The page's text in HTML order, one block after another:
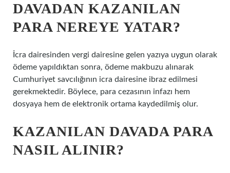
DAVADAN KAZANILAN
PARA NEREYE YATAR?
İcra dairesinden vergi dairesine gelen yazıya uygun olarak
ödeme yapıldıktan sonra, ödeme makbuzu alınarak
Cumhuriyet savcılığının icra dairesine ibraz edilmesi
gerekmektedir. Böylece, para cezasının infazı hem
dosyaya hem de elektronik ortama kaydedilmiş olur.
KAZANILAN DAVADA PARA
NASIL ALINIR?